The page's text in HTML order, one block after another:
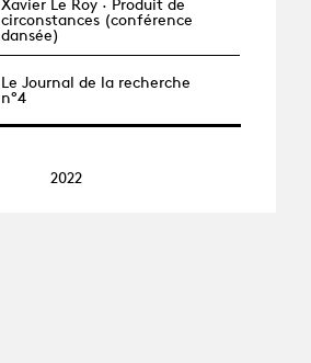
Xavier Le Roy · Produit de
circonstances (conférence
dansée)
Le Journal de la recherche
n°4
2022